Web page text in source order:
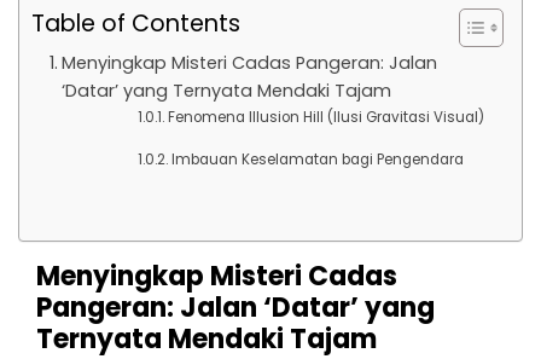
Table of Contents
Menyingkap Misteri Cadas Pangeran: Jalan
‘Datar’ yang Ternyata Mendaki Tajam
Fenomena Illusion Hill (Ilusi Gravitasi Visual)
Imbauan Keselamatan bagi Pengendara
Menyingkap Misteri Cadas
Pangeran: Jalan ‘Datar’ yang
Ternyata Mendaki Tajam